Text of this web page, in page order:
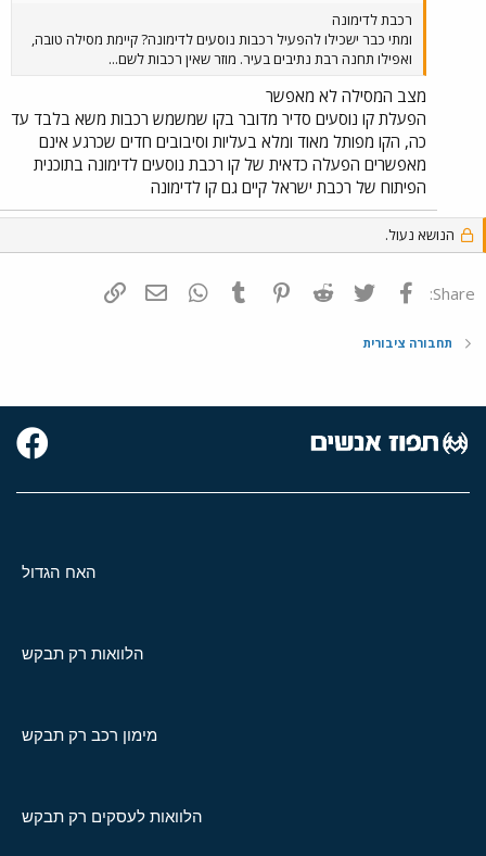
רכבת לדימונה
ומתי כבר ישכילו להפעיל רכבות נוסעים לדימונה? קיימת מסילה טובה,
ואפילו תחנה רבת נתיבים בעיר. מוזר שאין רכבות לשם...
מצב המסילה לא מאפשר
הפעלת קו נוסעים סדיר מדובר בקו שמשמש רכבות משא בלבד עד
כה, הקו מפותל מאוד ומלא בעליות וסיבובים חדים שכרגע אינם
מאפשרים הפעלה כדאית של קו רכבת נוסעים לדימונה בתוכנית
הפיתוח של רכבת ישראל קיים גם קו לדימונה
הנושא נעול.
Share: פייסבוק Twitter
Reddit
Pinterest
Tumblr
WhatsAppדואר אלקטרוני
תחבורה ציבורית
האח הגדול
הלוואות רק תבקש
מימון רכב רק תבקש
הלוואות לעסקים רק תבקש